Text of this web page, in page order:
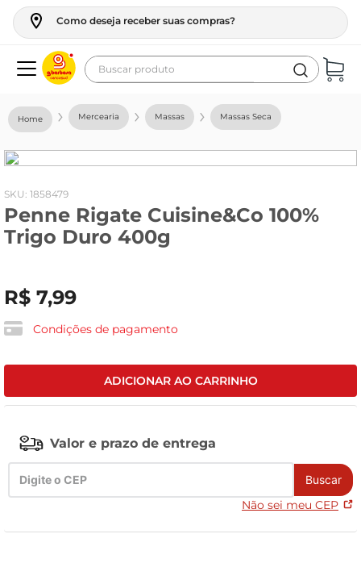
Como deseja receber suas compras?
Buscar produto
Mercearia Massas Massas Seca
: 1858479
Penne Rigate Cuisine&Co 100%
Trigo Duro 400g
R$ 7,99
Condições de pagamento
ADICIONAR AO CARRINHO
Valor e prazo de entrega
Buscar
Não sei meu CEP
geladeira
fogao
café
cerveja
vinho
leite